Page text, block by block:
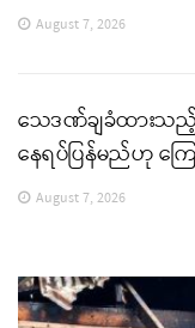
August 7, 2026
သေဒဏ်ချခံထားသည့်
နေရပ်ပြန်မည်ဟု ကြ
August 7, 2026